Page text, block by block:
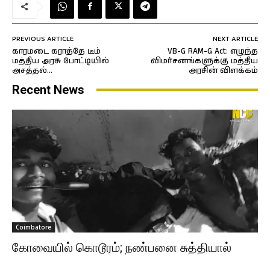
PREVIOUS ARTICLE
காரமடை கராத்தே டீம்
மத்திய அரசு போட்டியில்
அசத்தல்…
NEXT ARTICLE
VB-G RAM-G Act: எழுந்த
விமர்சனங்களுக்கு மத்திய
அரசின் விளக்கம்
Recent News
Coimbatore
கோவையில் கொடூரம்; நண்பனை சுத்தியால்